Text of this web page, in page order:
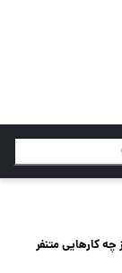
چه کار‌هایی متنفر